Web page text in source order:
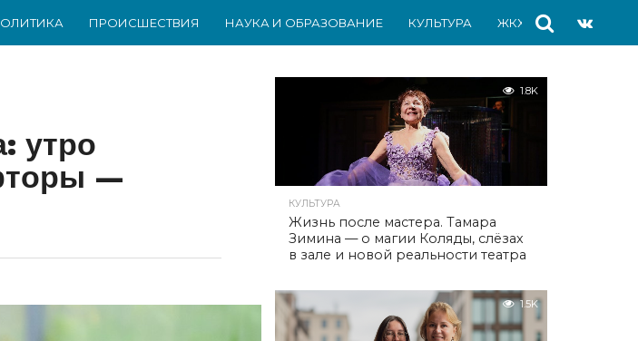
ПРОИСШЕСТВИЯ НАУКА И ОБРАЗОВАНИЕ КУЛЬТУРА ЖКХ СПОРТ
утро
—
1.8K
КУЛЬТУРА
Жизнь после мастера. Тамара
Зимина — о магии Коляды, слёзах
в зале и новой реальности театра
1.5K